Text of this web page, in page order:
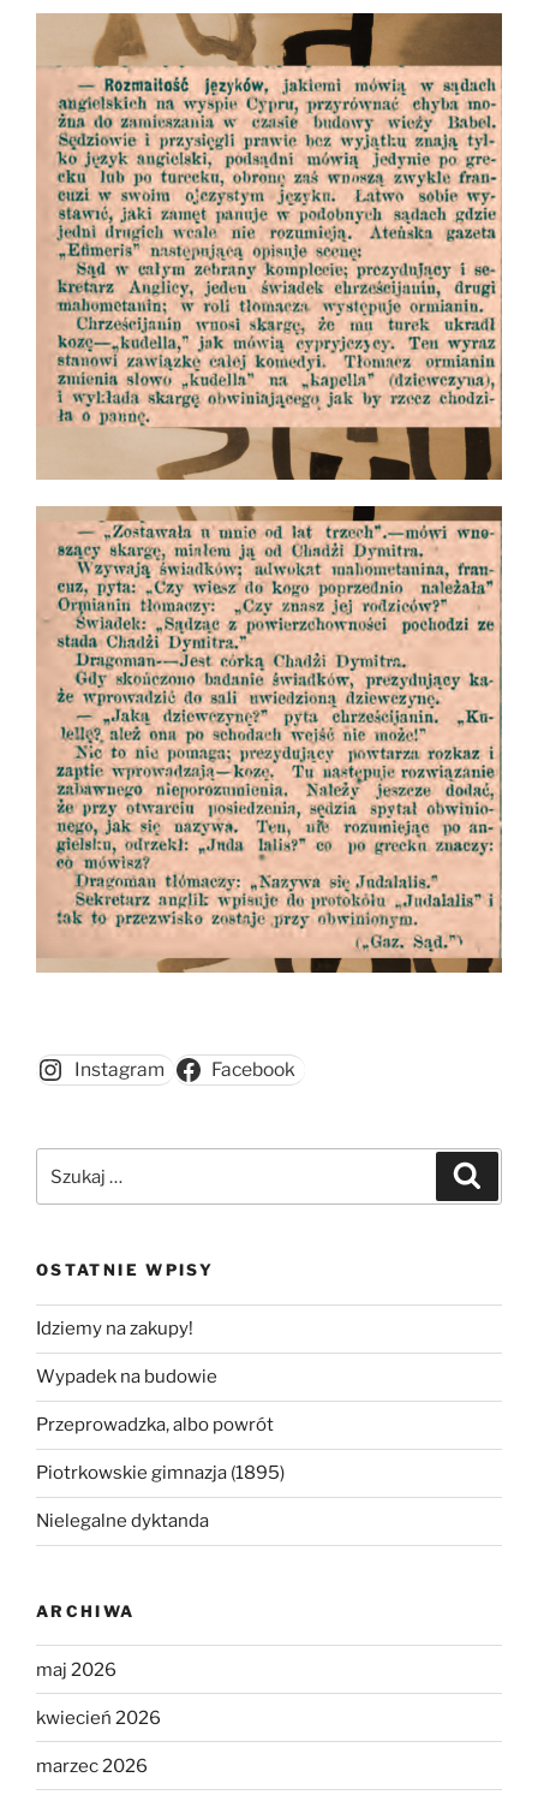
Instagram Facebook
OSTATNIE WPISY
Idziemy na zakupy!
Wypadek na budowie
Przeprowadzka, albo powrót
Piotrkowskie gimnazja (1895)
Nielegalne dyktanda
ARCHIWA
maj 2026
kwiecień 2026
marzec 2026